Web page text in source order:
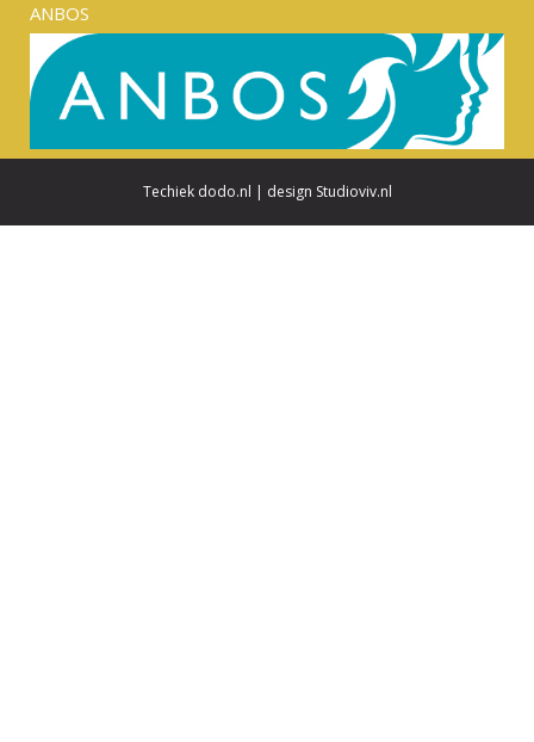
ANBOS
Techiek dodo.nl | design Studioviv.nl